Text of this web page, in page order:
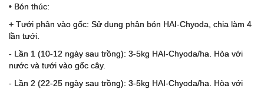
• Bón thúc:
+ Tưới phân vào gốc: Sử dụng phân bón HAI-Chyoda, chia làm 4
lần tưới.
- Lần 1 (10-12 ngày sau trồng): 3-5kg HAI-Chyoda/ha. Hòa với
nước và tưới vào gốc cây.
- Lần 2 (22-25 ngày sau trồng): 3-5kg HAI-Chyoda/ha. Hòa với